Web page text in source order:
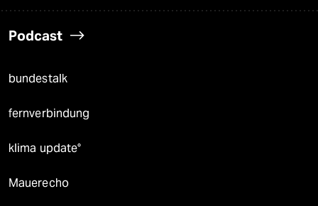
Podcast
bundestalk
fernverbindung
klima update°
Mauerecho